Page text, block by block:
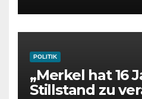
POLITIK
„Merkel hat 16
Stillstand zu